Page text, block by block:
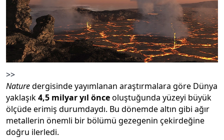
>>
Naturedergisinde yayımlanan araştırmalara göre Dünya
yaklaşık4,5 milyar yıl önceoluştuğunda yüzeyi büyük
ölçüde erimiş durumdaydı. Bu dönemde altın gibi ağır
metallerin önemli bir bölümü gezegenin çekirdeğine
doğru ilerledi.